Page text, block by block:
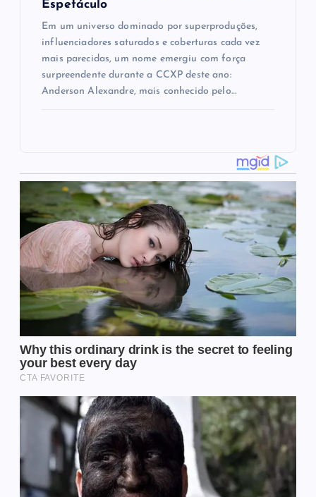
Espetáculo
Em um universo dominado por superproduções,
influenciadores saturados e coberturas cada vez
mais parecidas, um nome emergiu com força
surpreendente durante a CCXP deste ano:
Anderson Alexandre, mais conhecido pelo…